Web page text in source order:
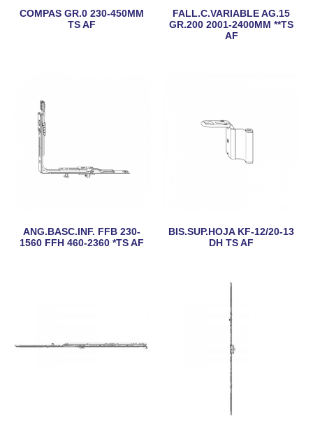
COMPAS GR.0 230-450MM
TS AF
FALL.C.VARIABLE AG.15
GR.200 2001-2400MM **TS
AF
ANG.BASC.INF. FFB 230-
1560 FFH 460-2360 *TS AF
BIS.SUP.HOJA KF-12/20-13
DH TS AF